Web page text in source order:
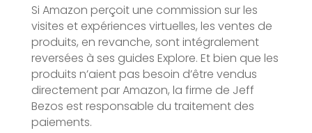
Si Amazon perçoit une commission sur les
visites et expériences virtuelles, les ventes de
produits, en revanche, sont intégralement
reversées à ses guides Explore. Et bien que les
produits n’aient pas besoin d’être vendus
directement par Amazon, la firme de Jeff
Bezos est responsable du traitement des
paiements.